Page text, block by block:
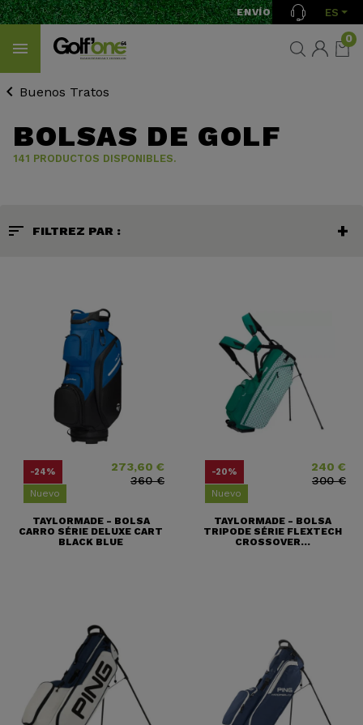
ENVÍO GRATIS A PARTIR
ES
0
Buenos Tratos
BOLSAS DE GOLF
141 PRODUCTOS DISPONIBLES.
sort FILTREZ PAR :
-24%
Nuevo
Precio273,60 €
Precio base
360 €
TAYLORMADE - BOLSA
CARRO SÉRIE DELUXE CART
BLACK BLUE
-20%
Nuevo
Precio240 €
Precio base
300 €
TAYLORMADE - BOLSA
TRIPODE SÉRIE FLEXTECH
CROSSOVER...